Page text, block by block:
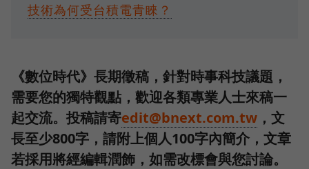
技術為何受台積電青睞？
《數位時代》長期徵稿，針對時事科技議題，
需要您的獨特觀點，歡迎各類專業人士來稿一
起交流。投稿請寄edit@bnext.com.tw ，文
長至少800字，請附上個人100字內簡介，文章
若採用將經編輯潤飾，如需改標會與您討論。